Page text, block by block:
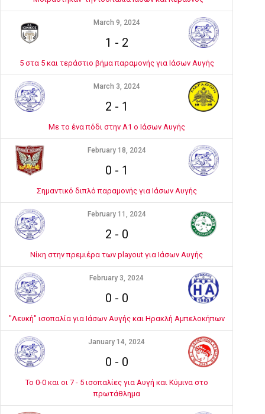
March 9, 2024
1 - 2
5 στα 5 και τεράστιο βήμα παραμονής για Ιάσων Αυγής
March 3, 2024
2 - 1
Με το ένα πόδι στην Α1 ο Ιάσων Αυγής
February 18, 2024
0 - 1
Σημαντικό διπλό παραμονής για Ιάσων Αυγής
February 11, 2024
2 - 0
Νίκη στην πρεμιέρα των playout για Ιάσων Αυγής
February 3, 2024
0 - 0
"Λευκή" ισοπαλία για Ιάσων Αυγής και Ηρακλή Αμπελοκήπων
January 14, 2024
0 - 0
Το 0-0 και οι 7 - 5 ισοπαλίες για Αυγή και Κύμινα στο
πρωτάθλημα